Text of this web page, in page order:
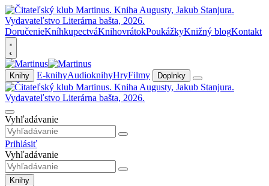
DoručenieKníhkupectváKnihovrátokPoukážkyKnižný blogKontakt
Knihy E-knihyAudioknihyHryFilmy Doplnky
Vyhľadávanie
Prihlásiť
Vyhľadávanie
Knihy